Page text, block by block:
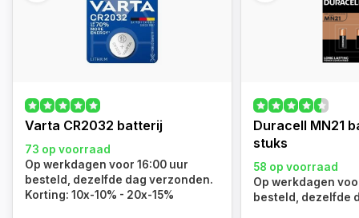
Varta CR2032 batterij
73 op voorraad
Op werkdagen voor 16:00 uur
besteld, dezelfde dag verzonden.
Korting: 10x-10% - 20x-15%
Duracell MN21
stuks
58 op voorraad
Op werkdagen
besteld, dezelfde